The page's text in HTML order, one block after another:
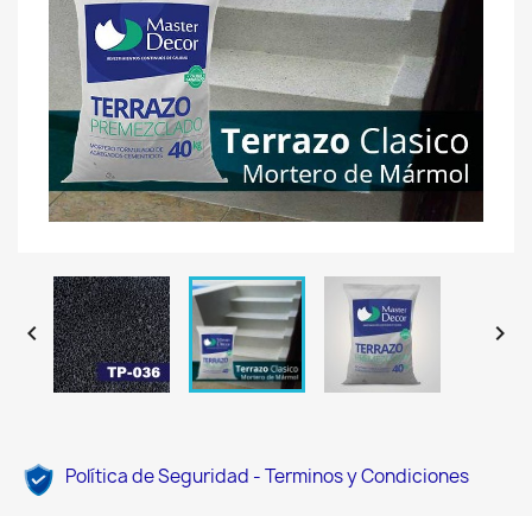
 
Política de Seguridad - Terminos y Condiciones